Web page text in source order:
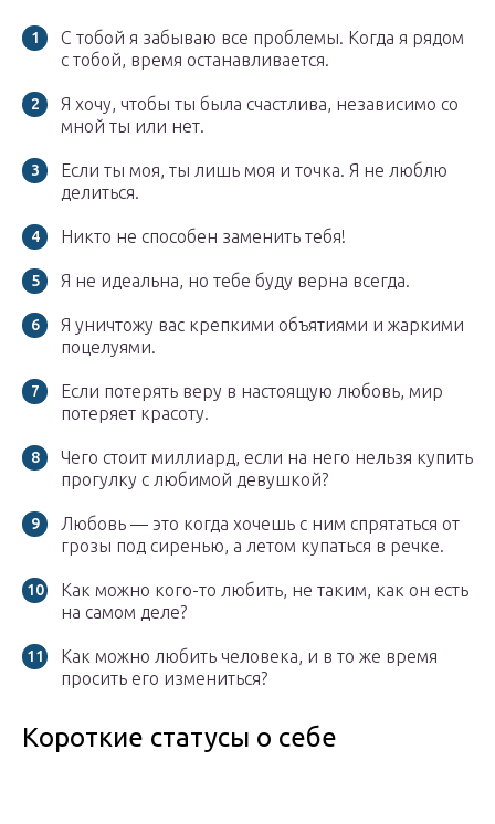
С тобой я забываю все проблемы. Когда я рядом
с тобой, время останавливается.
Я хочу, чтобы ты была счастлива, независимо со
мной ты или нет.
Если ты моя, ты лишь моя и точка. Я не люблю
делиться.
Никто не способен заменить тебя!
Я не идеальна, но тебе буду верна всегда.
Я уничтожу вас крепкими объятиями и жаркими
поцелуями.
Если потерять веру в настоящую любовь, мир
потеряет красоту.
Чего стоит миллиард, если на него нельзя купить
прогулку с любимой девушкой?
Любовь — это когда хочешь с ним спрятаться от
грозы под сиренью, а летом купаться в речке.
Как можно кого-то любить, не таким, как он есть
на самом деле?
Как можно любить человека, и в то же время
просить его измениться?
Короткие статусы о себе